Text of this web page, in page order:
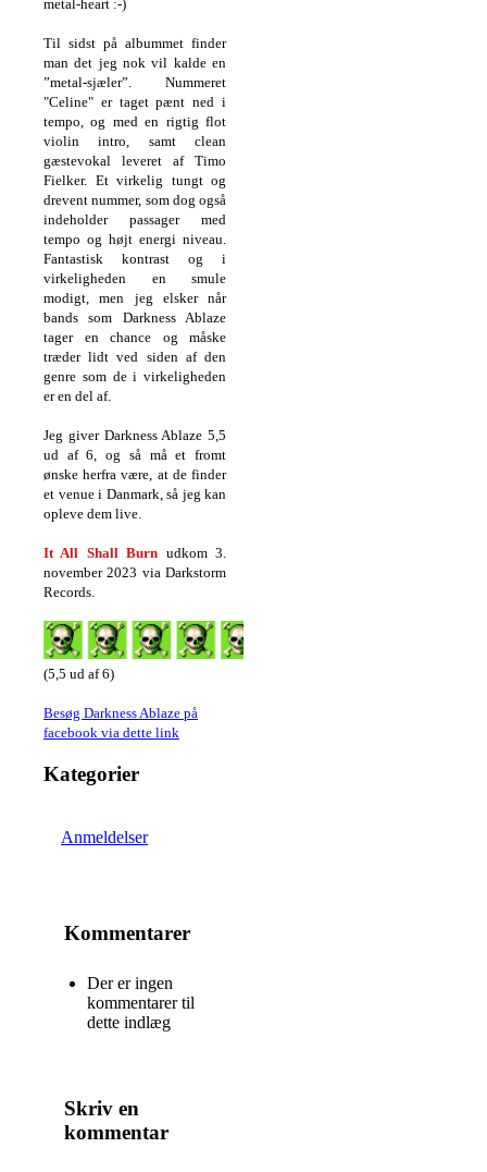
metal-heart :-)
Til sidst på albummet finder
man det jeg nok vil kalde en
”metal-sjæler”. Nummeret
"Celine" er taget pænt ned i
tempo, og med en rigtig flot
violin intro, samt clean
gæstevokal leveret af Timo
Fielker. Et virkelig tungt og
drevent nummer, som dog også
indeholder passager med
tempo og højt energi niveau.
Fantastisk kontrast og i
virkeligheden en smule
modigt, men jeg elsker når
bands som Darkness Ablaze
tager en chance og måske
træder lidt ved siden af den
genre som de i virkeligheden
er en del af.
Jeg giver Darkness Ablaze 5,5
ud af 6, og så må et fromt
ønske herfra være, at de finder
et venue i Danmark, så jeg kan
opleve dem live.
It All Shall Burn udkom 3.
november 2023 via Darkstorm
Records.
(5,5 ud af 6)
Besøg Darkness Ablaze på
facebook via dette link
Kategorier
Anmeldelser
Kommentarer
Der er ingen
kommentarer til
dette indlæg
Skriv en
kommentar